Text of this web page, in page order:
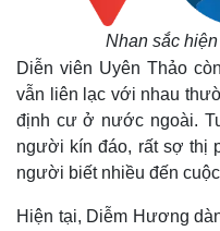
Nhan sắc
Diễn viên Uyên Thảo
vẫn liên lạc với nhau
định cư ở nước ngoài.
người kín đáo, rất sợ thị
người biết nhiều đến
Hiện tại, Diễm Hương